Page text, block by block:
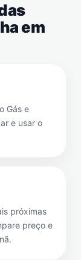
em
Gás e
e usar o
próximas
preço e
.